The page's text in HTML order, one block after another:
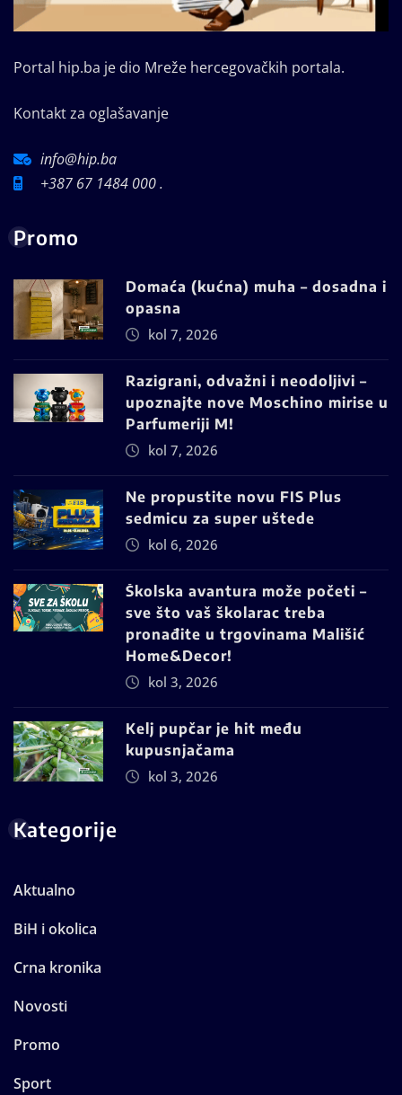
Portal hip.ba je dio Mreže hercegovačkih portala.
Kontakt za oglašavanje
info@hip.ba
+387 67 1484 000 .
Promo
Domaća (kućna) muha – dosadna i
opasna
kol 7, 2026
Razigrani, odvažni i neodoljivi –
upoznajte nove Moschino mirise u
Parfumeriji M!
kol 7, 2026
Ne propustite novu FIS Plus
sedmicu za super uštede
kol 6, 2026
Školska avantura može početi –
sve što vaš školarac treba
pronađite u trgovinama Mališić
Home&Decor!
kol 3, 2026
Kelj pupčar je hit među
kupusnjačama
kol 3, 2026
Kategorije
Aktualno
BiH i okolica
Crna kronika
Novosti
Promo
Sport